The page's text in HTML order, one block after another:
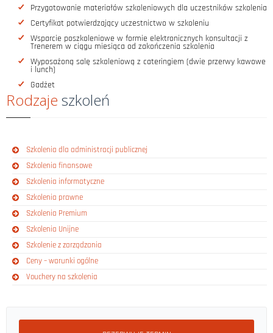
Przygotowanie materiałów szkoleniowych dla uczestników szkolenia
Certyfikat potwierdzający uczestnictwo w szkoleniu
Wsparcie poszkoleniowe w formie elektronicznych konsultacji z
Trenerem w ciągu miesiąca od zakończenia szkolenia
Wyposażoną salę szkoleniową z cateringiem (dwie przerwy kawowe
i lunch)
Gadżet
Rodzaje szkoleń
Szkolenia dla administracji publicznej
Szkolenia finansowe
Szkolenia informatyczne
Szkolenia prawne
Szkolenia Premium
Szkolenia Unijne
Szkolenie z zarządzania
Ceny – warunki ogólne
Vouchery na szkolenia